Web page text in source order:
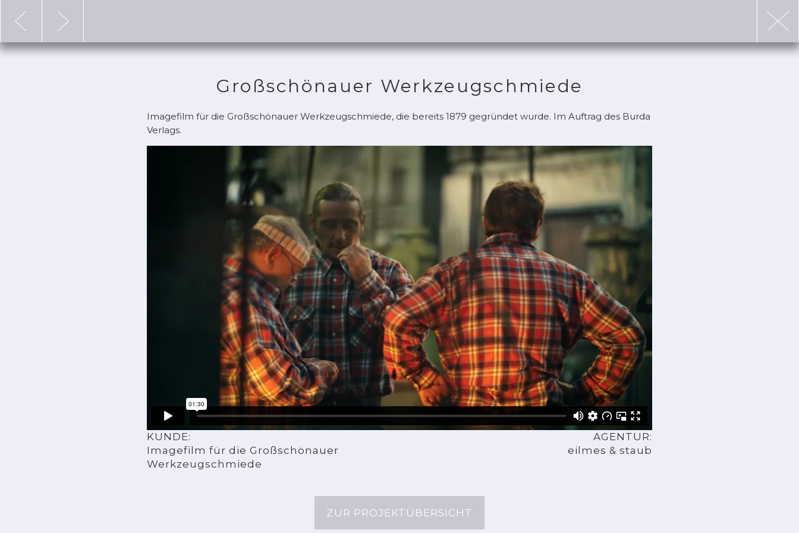
Großschönauer Werkzeugschmiede
Imagefilm für die Großschönauer Werkzeugschmiede, die bereits 1879 gegründet wurde. Im Auftrag des Burda
Verlags.
KUNDE:
Imagefilm für die Großschönauer
Werkzeugschmiede
AGENTUR:
eilmes & staub
ZUR PROJEKTÜBERSICHT